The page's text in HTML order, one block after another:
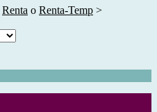
Renta o Renta-Temp >